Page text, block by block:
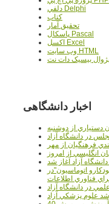
دلفي Delphi
کتاب
تحقيق آمار
پاسکال Pascal
اکسل Excel
وب سايت HTML
اخبار دانشگاهی
دستياري از دوشنبه
در دانشگاه آزاد
فرهنگيان از مهر
انگليسي از امروز
آزاد آغاز شد
اتوماسيون"در
فناوري اطلاعات